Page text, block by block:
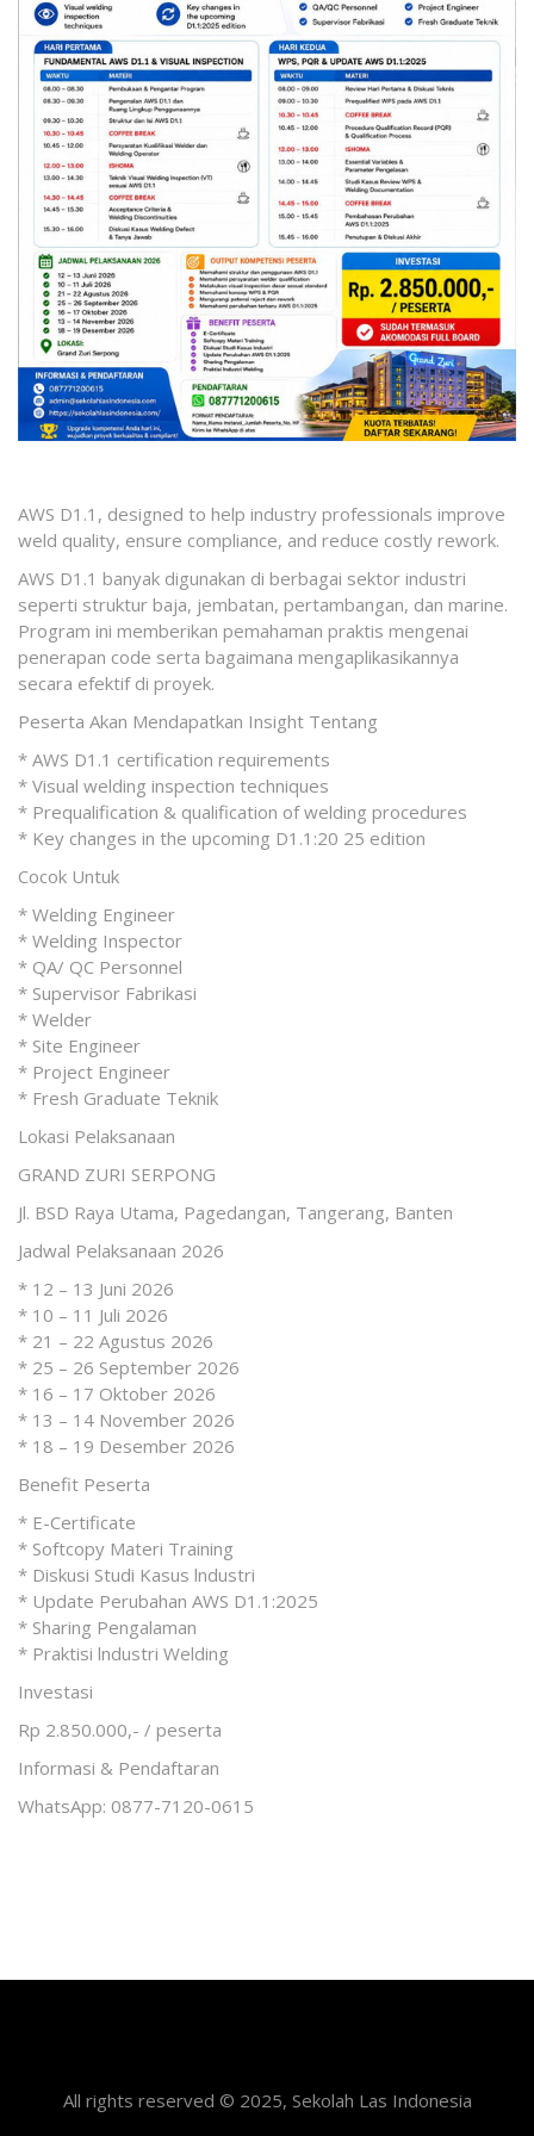
AWS D1.1, designed to help industry professionals improve
weld quality, ensure compliance, and reduce costly rework.
AWS D1.1 banyak digunakan di berbagai sektor industri
seperti struktur baja, jembatan, pertambangan, dan marine.
Program ini memberikan pemahaman praktis mengenai
penerapan code serta bagaimana mengaplikasikannya
secara efektif di proyek.
Peserta Akan Mendapatkan Insight Tentang
* AWS D1.1 certification requirements
* Visual welding inspection techniques
* Prequalification & qualification of welding procedures
* Key changes in the upcoming D1.1:20 25 edition
Cocok Untuk
* Welding Engineer
* Welding Inspector
* QA/ QC Personnel
* Supervisor Fabrikasi
* Welder
* Site Engineer
* Project Engineer
* Fresh Graduate Teknik
Lokasi Pelaksanaan
GRAND ZURI SERPONG
Jl. BSD Raya Utama, Pagedangan, Tangerang, Banten
Jadwal Pelaksanaan 2026
* 12 – 13 Juni 2026
* 10 – 11 Juli 2026
* 21 – 22 Agustus 2026
* 25 – 26 September 2026
* 16 – 17 Oktober 2026
* 13 – 14 November 2026
* 18 – 19 Desember 2026
Benefit Peserta
* E-Certificate
* Softcopy Materi Training
* Diskusi Studi Kasus lndustri
* Update Perubahan AWS D1.1:2025
* Sharing Pengalaman
* Praktisi lndustri Welding
Investasi
Rp 2.850.000,- / peserta
Informasi & Pendaftaran
WhatsApp: 0877-7120-0615
All rights reserved © 2025, Sekolah Las Indonesia